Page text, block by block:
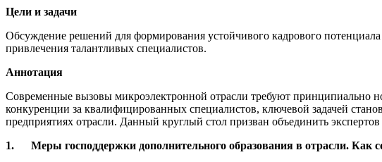
Цели и задачи
Обсуждение решений для формирования устойчивого кадрового
привлечения талантливых специалистов.
Аннотация
Современные вызовы микроэлектронной отрасли требуют принципиально
конкуренции за квалифицированных специалистов, ключевой задачей
предприятиях отрасли. Данный круглый стол призван объединить
1. Меры господдержки дополнительного образования в отрасли. Как